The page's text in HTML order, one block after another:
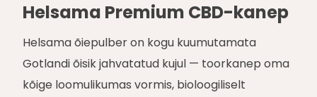
Helsama Premium CBD-kanep
Helsama õiepulber on kogu kuumutamata
Gotlandi õisik jahvatatud kujul — toorkanep oma
kõige loomulikumas vormis, bioloogiliselt